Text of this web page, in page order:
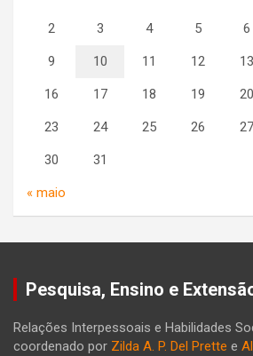
2 3 4 5 6
9 10 11 12 13
16 17 18 19 20
23 24 25 26 27
30 31
« maio
Pesquisa, Ensino e
Relações Interpessoais e Habilidades
coordenado por Zilda A. P. Del Prette e